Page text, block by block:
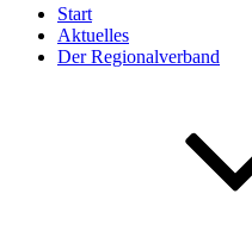
Start
Aktuelles
Der Regionalverband